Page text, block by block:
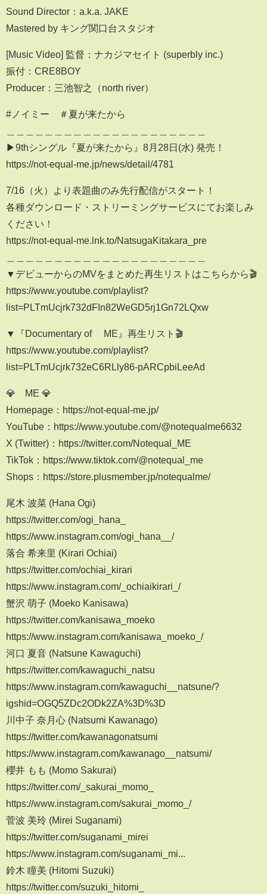
Sound Director：a.k.a. JAKE
Mastered by キング関口台スタジオ
[Music Video] 監督：ナカジマセイト (superbly inc.)
振付：CRE8BOY
Producer：三池智之（north river）
#ノイミー ＃夏が来たから
▶9thシングル『夏が来たから』8月28日(水) 発売！
https://not-equal-me.jp/news/detail/4781
7/16（火）より表題曲のみ先行配信がスタート！
各種ダウンロード・ストリーミングサービスにてお楽しみ
ください！
https://not-equal-me.lnk.to/NatsugaKitakara_pre
▼デビューからのMVをまとめた再生リストはこちらから🎬
https://www.youtube.com/playlist?
list=PLTmUcjrk732dFIn82WeGD5rj1Gn72LQxw
▼『Documentary of ≠ME』再生リスト🎬
https://www.youtube.com/playlist?
list=PLTmUcjrk732eC6RLly86-pARCpbiLeeAd
💎≠ME 💎
Homepage：https://not-equal-me.jp/
YouTube：https://www.youtube.com/@notequalme6632
X (Twitter)：https://twitter.com/Notequal_ME
TikTok：https://www.tiktok.com/@notequal_me
Shops：https://store.plusmember.jp/notequalme/
尾木 波菜 (Hana Ogi)
https://twitter.com/ogi_hana_
https://www.instagram.com/ogi_hana__/
落合 希来里 (Kirari Ochiai)
https://twitter.com/ochiai_kirari
https://www.instagram.com/_ochiaikirari_/
蟹沢 萌子 (Moeko Kanisawa)
https://twitter.com/kanisawa_moeko
https://www.instagram.com/kanisawa_moeko_/
河口 夏音 (Natsune Kawaguchi)
https://twitter.com/kawaguchi_natsu
https://www.instagram.com/kawaguchi__natsune/?
igshid=OGQ5ZDc2ODk2ZA%3D%3D
川中子 奈月心 (Natsumi Kawanago)
https://twitter.com/kawanagonatsumi
https://www.instagram.com/kawanago__natsumi/
櫻井 もも (Momo Sakurai)
https://twitter.com/_sakurai_momo_
https://www.instagram.com/sakurai_momo_/
菅波 美玲 (Mirei Suganami)
https://twitter.com/suganami_mirei
https://www.instagram.com/suganami_mi...
鈴木 瞳美 (Hitomi Suzuki)
https://twitter.com/suzuki_hitomi_